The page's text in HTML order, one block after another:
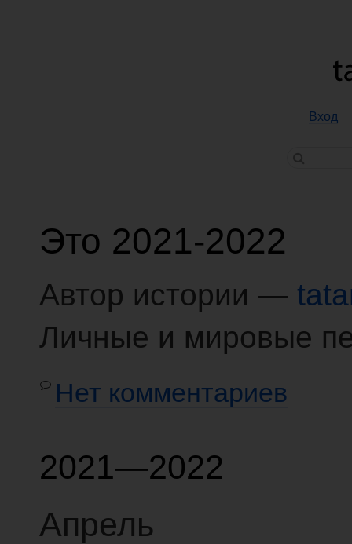
Вход
Это 2021-2022
Автор истории —
Личные и мировые
Нет комментариев
2021—2022
Апрель